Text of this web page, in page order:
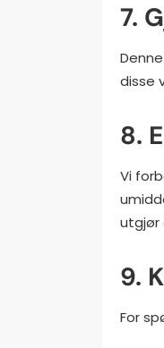
7.
disse
8.
Vi
utgjør
9.
For